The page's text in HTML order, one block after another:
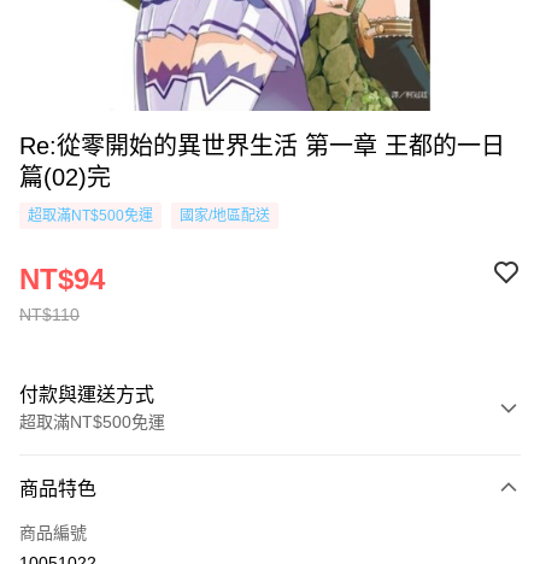
Re:從零開始的異世界生活 第一章 王都的一日
篇(02)完
超取滿NT$500免運 國家/地區配送
NT$110
NT$94
付款與運送方式
超取滿NT$500免運
信用卡一次付款
超商取貨付款
商品特色
商品編號